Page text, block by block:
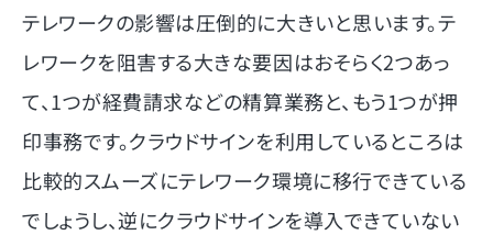
テレワークの影響は圧倒的に大きいと思います。テ
レワークを阻害する大きな要因はおそらく2つあっ
て、1つが経費請求などの精算業務と、もう1つが押
印事務です。クラウドサインを利用しているところは
比較的スムーズにテレワーク環境に移行できている
でしょうし、逆にクラウドサインを導入できていない